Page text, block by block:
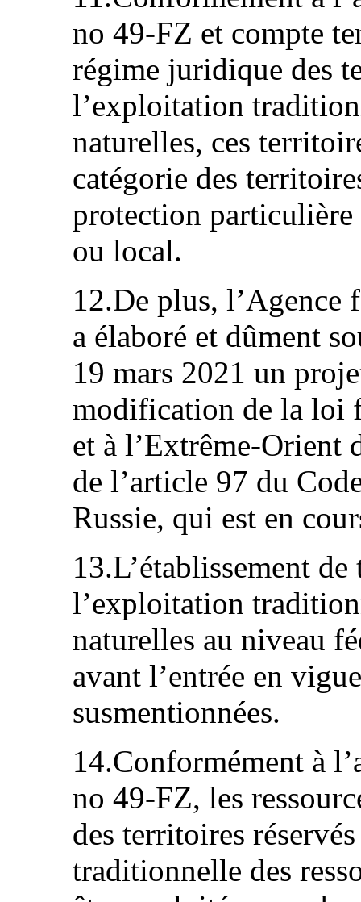
no 49-FZ et compte
régime juridique des
l’exploitation
naturelles, ces
catégorie des
protection
ou local.
12.De plus, l’Agence
a élaboré et dûment
19 mars 2021 un
modification de la loi
et à l’Extrême-Orient
de l’article 97 du
Russie, qui est en
13.L’établissement
l’exploitation
naturelles au niveau
avant l’entrée en
susmentionnées.
14.Conformément à
no 49-FZ, les
des territoires
traditionnelle des